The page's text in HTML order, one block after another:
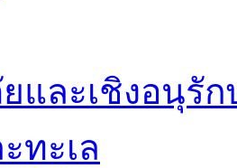
และเชิงอนุรัก
ทะเล